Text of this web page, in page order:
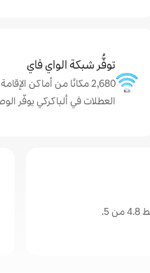
توفُّر شبكة الواي فاي
2,680 مكانًا من أماكن
العطلات في ألباكركي يوفّر